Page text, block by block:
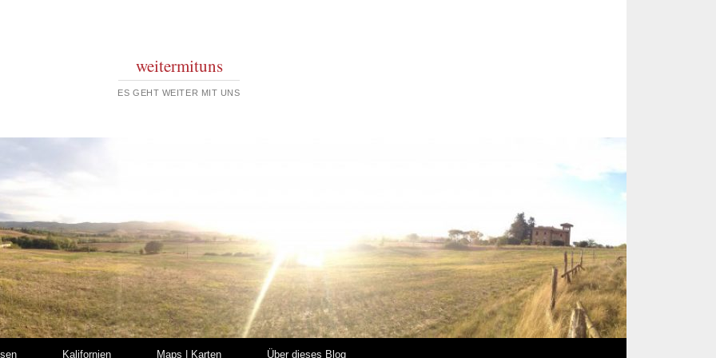
weitermituns
ES GEHT WEITER MIT UNS
Kalifornien Maps | Karten Über dieses Blog